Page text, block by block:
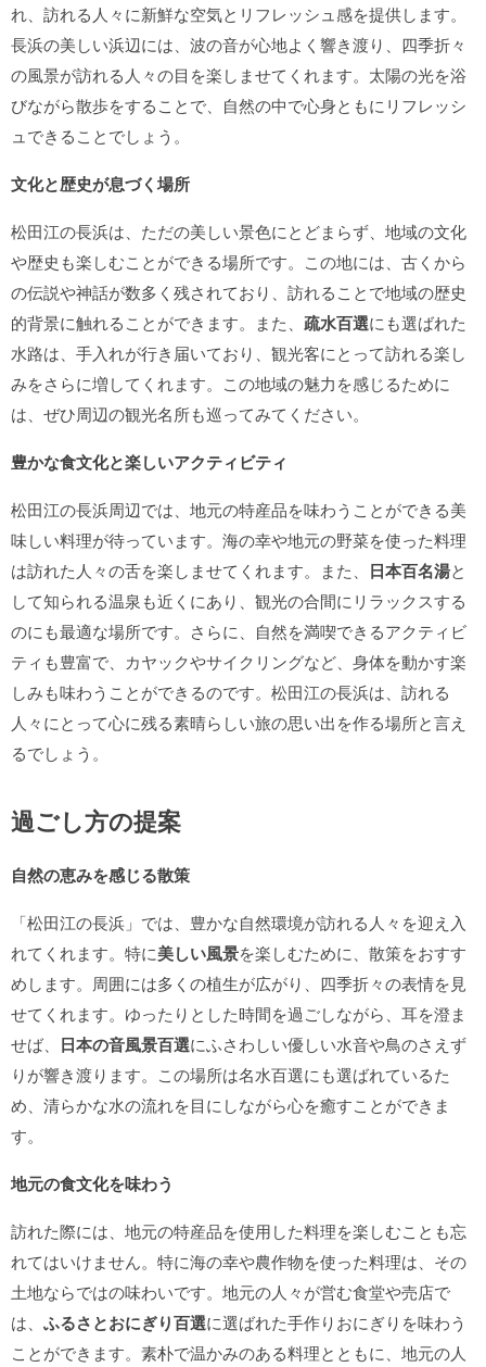
れ、訪れる人々に新鮮な空気とリフレッシュ感を提供します。
長浜の美しい浜辺には、波の音が心地よく響き渡り、四季折々
の風景が訪れる人々の目を楽しませてくれます。太陽の光を浴
びながら散歩をすることで、自然の中で心身ともにリフレッシ
ュできることでしょう。
文化と歴史が息づく場所
松田江の長浜は、ただの美しい景色にとどまらず、地域の文化
や歴史も楽しむことができる場所です。この地には、古くから
の伝説や神話が数多く残されており、訪れることで地域の歴史
的背景に触れることができます。また、 疏水百選にも選ばれた
水路は、手入れが行き届いており、観光客にとって訪れる楽し
みをさらに増してくれます。この地域の魅力を感じるために
は、ぜひ周辺の観光名所も巡ってみてください。
豊かな食文化と楽しいアクティビティ
松田江の長浜周辺では、地元の特産品を味わうことができる美
味しい料理が待っています。海の幸や地元の野菜を使った料理
は訪れた人々の舌を楽しませてくれます。また、 日本百名湯と
して知られる温泉も近くにあり、観光の合間にリラックスする
のにも最適な場所です。さらに、自然を満喫できるアクティビ
ティも豊富で、カヤックやサイクリングなど、身体を動かす楽
しみも味わうことができるのです。松田江の長浜は、訪れる
人々にとって心に残る素晴らしい旅の思い出を作る場所と言え
るでしょう。
過ごし方の提案
自然の恵みを感じる散策
「松田江の長浜」では、豊かな自然環境が訪れる人々を迎え入
れてくれます。特に美しい風景を楽しむために、散策をおすす
めします。周囲には多くの植生が広がり、四季折々の表情を見
せてくれます。ゆったりとした時間を過ごしながら、耳を澄ま
せば、 日本の音風景百選にふさわしい優しい水音や鳥のさえず
りが響き渡ります。この場所は名水百選にも選ばれているた
め、清らかな水の流れを目にしながら心を癒すことができま
す。
地元の食文化を味わう
訪れた際には、地元の特産品を使用した料理を楽しむことも忘
れてはいけません。特に海の幸や農作物を使った料理は、その
土地ならではの味わいです。地元の人々が営む食堂や売店で
は、 ふるさとおにぎり百選に選ばれた手作りおにぎりを味わう
ことができます。素朴で温かみのある料理とともに、地元の人